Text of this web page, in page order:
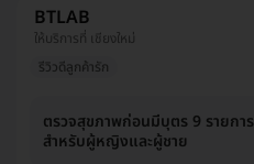
BTLAB
ให้บริการที่ เชียงใหม่
รีวิวดีลูกค้ารัก
ตรวจสุขภาพก่อนมีบุตร 9 รายการ
สำหรับผู้หญิงและผู้ชาย